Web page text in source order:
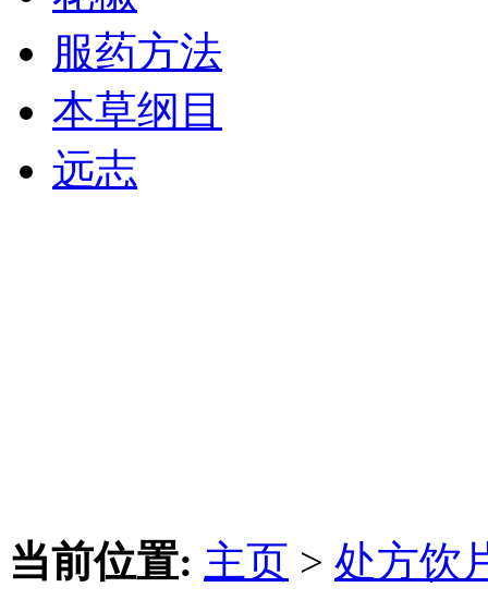
服药方法
本草纲目
远志
当前位置: 主页 > 处方饮